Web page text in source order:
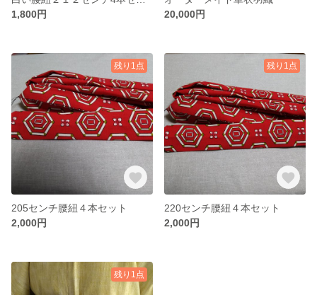
1,800円
20,000円
残り1点
205センチ腰紐４本セット
2,000円
残り1点
220センチ腰紐４本セット
2,000円
残り1点